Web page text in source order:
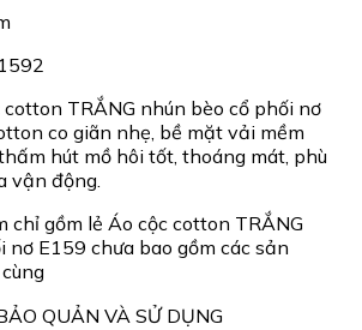
cotton TRẮNG nhún bèo cổ phối nơ
co giãn nhẹ, bề mặt vải mềm
hút mồ hôi tốt, thoáng mát, phù
vận động.
chỉ gồm lẻ Áo cộc cotton TRẮNG
nơ E159 chưa bao gồm các sản
QUẢN VÀ SỬ DỤNG